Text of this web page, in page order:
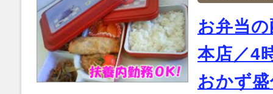
お弁当
本店／4
おかず